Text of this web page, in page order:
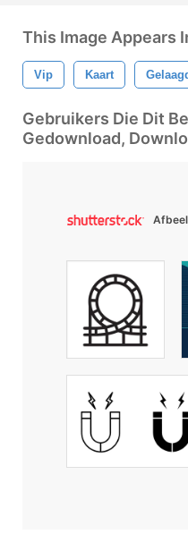
This Image Appears
Vip Kaart
Gebruikers Die Dit
Gedownload,